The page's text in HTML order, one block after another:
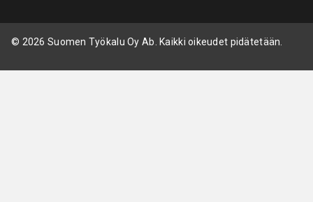
© 2026 Suomen Työkalu Oy Ab. Kaikki oikeudet pidätetään.